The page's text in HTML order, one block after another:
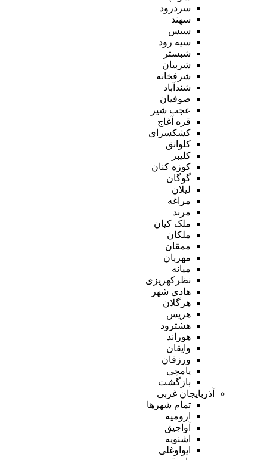
سردرود
سهند
سیس
سیه رود
شبستر
شربیان
شرفخانه
شندآباد
صوفیان
عجب شیر
قره آغاج
کشکسرای
کلوانق
کلیبر
کوزه کنان
گوگان
لیلان
مراغه
مرند
ملک کیان
ملکان
ممقان
مهربان
میانه
نظرکهریزی
هادی شهر
هرگلان
هریس
هشترود
هوراند
وایقان
ورزقان
یامچی
بازگشت
آذربایجان غربی
تمام شهر‌ها
ارومیه
آواجیق
اشنویه
ایواوغلی